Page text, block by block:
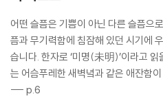
어떤 슬픔은 기쁨이 아닌 다른 슬픔으
픔과 무기력함에 침잠해 있던 시기에
습니다. 한자로 ‘미명(未明)’이라고
는 어슴푸레한 새벽녘과 같은 애잔함
--- p.6